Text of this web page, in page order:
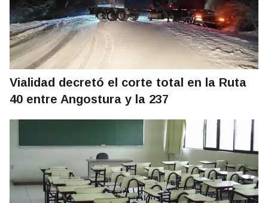
Vialidad decretó el corte total en la Ruta
40 entre Angostura y la 237